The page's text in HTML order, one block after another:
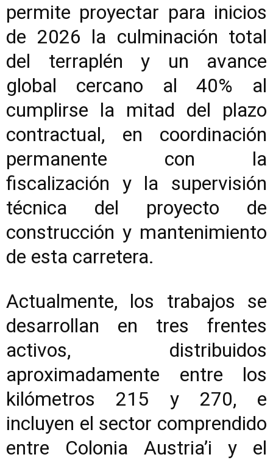
permite proyectar para inicios
de 2026 la culminación total
del terraplén y un avance
global cercano al 40% al
cumplirse la mitad del plazo
contractual, en coordinación
permanente con la
fiscalización y la supervisión
técnica del proyecto de
construcción y mantenimiento
de esta carretera.
Actualmente, los trabajos se
desarrollan en tres frentes
activos, distribuidos
aproximadamente entre los
kilómetros 215 y 270, e
incluyen el sector comprendido
entre Colonia Austria’i y el